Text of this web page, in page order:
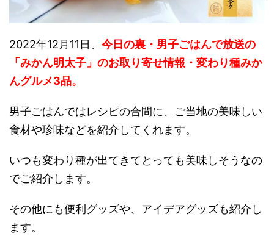
2022年12月11日、 今日の裏・男子ごはんで放送の
「みかん明太子」のお取り寄せ情報・変わり種みか
んグルメ3品。
男子ごはんではレシピの合間に、ご当地の美味しい
食材や珍味などを紹介してくれます。
いつも変わり種が出てきてとっても美味しそうなの
でご紹介します。
その他にも便利グッズや、アイデアグッズも紹介し
ます。